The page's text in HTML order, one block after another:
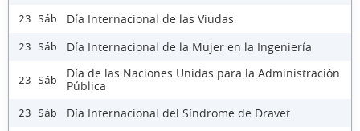
23 Sáb Día Internacional de las Viudas
23 Sáb Día Internacional de la Mujer en la Ingeniería
23 Sáb
Día de las Naciones Unidas para la Administración
Pública
23 Sáb Día Internacional del Síndrome de Dravet